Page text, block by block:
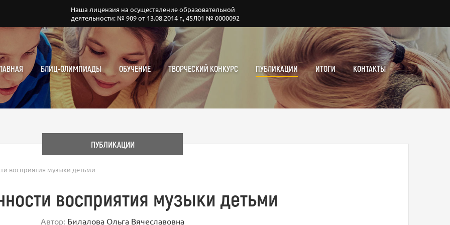
Наша лицензия на осуществление образовательной
деятельности: № 909 от 13.08.2014 г., 45Л01 № 0000092
БЛИЦ-ОЛИМПИАДЫ ОБУЧЕНИЕ ТВОРЧЕСКИЙ КОНКУРС ПУБЛИКАЦИИ ИТОГИ КОНТАКТЫ
ПУБЛИКАЦИИ
восприятия музыки детьми
восприятия музыки детьми
Автор: Билалова Ольга Вячеславовна